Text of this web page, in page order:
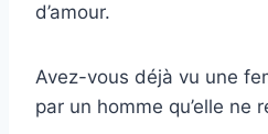
d’amour.
Avez-vous déjà vu une
par un homme qu’elle ne